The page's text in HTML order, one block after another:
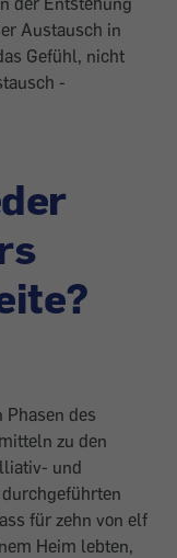
Austausch in
Gefühl, nicht
des
zu den
und
für zehn von elf
Heim lebten,